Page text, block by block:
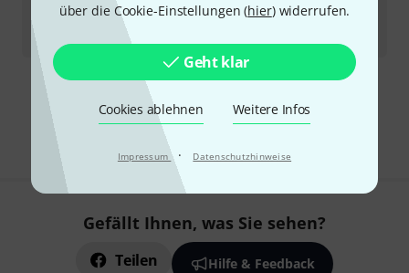
über die Cookie-Einstellungen (hier) widerrufen.
Geht klar
Cookies ablehnen Weitere Infos
Impressum · Datenschutzhinweise
Sofort lieferbar
73€
Kostenloser Versand ab 29 €
Alle Preise inkl. MwSt.
Gefällt Ihnen, was Sie sehen?
Teilen Hilfe & Feedback